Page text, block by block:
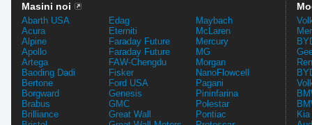
Masini noi
Abarth USA
Acura
Alpine
Apollo
Artega
Baoding Dadi
Bertone
Borgward
Brabus
Brilliance
Edag
Eterniti
Faraday Future
Faraday Future
FAW-Chengdu
Fisker
Ford USA
Genesis
GMC
Great Wall
Maybach
McLaren
Mercury
MG
Morgan
NanoFlowcell
Pagani
Pininfarina
Polestar
Pontiac